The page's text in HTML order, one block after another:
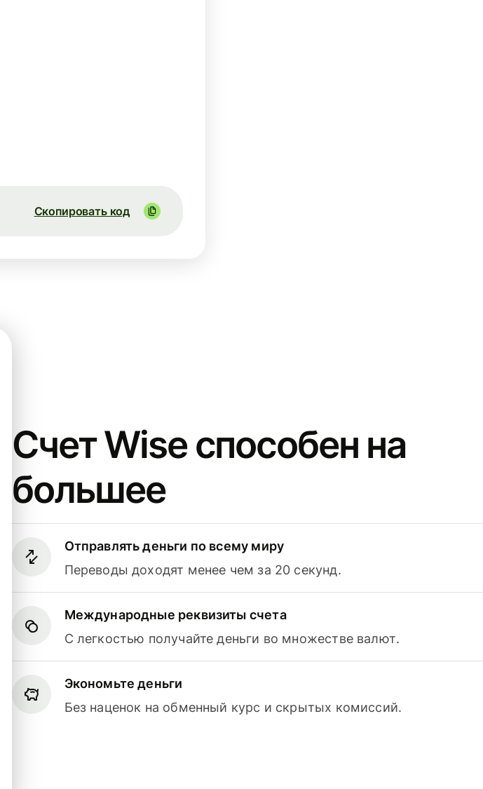
Скопировать код
Счет Wise способен на
большее
Отправлять деньги по всему миру
Переводы доходят менее чем за 20 секунд.
Международные реквизиты счета
С легкостью получайте деньги во множестве валют.
Экономьте деньги
Без наценок на обменный курс и скрытых комиссий.